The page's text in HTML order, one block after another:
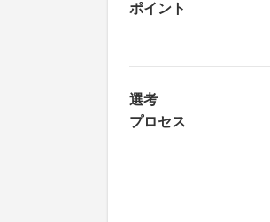
ポイント
選考
プロセス